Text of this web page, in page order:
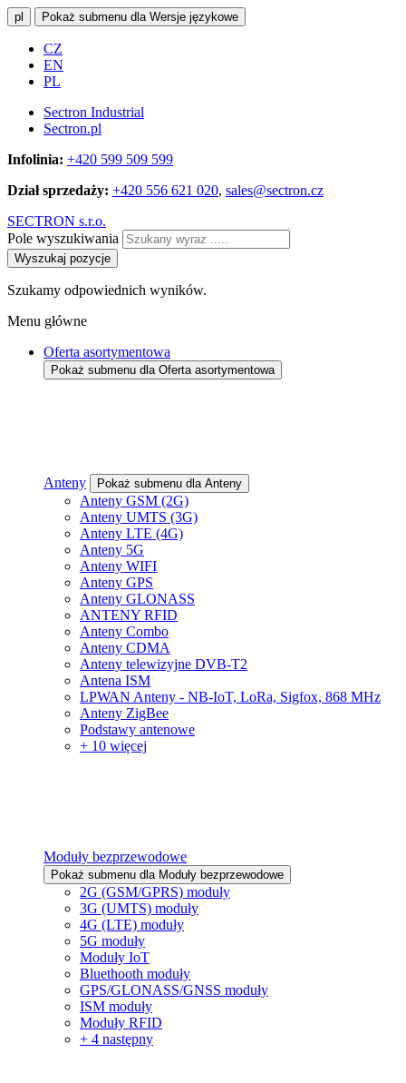
pl Pokaż submenu dla Wersje językowe
CZ
EN
PL
Sectron Industrial
Sectron.pl
Infolinia: +420 599 509 599
Dział sprzedaży: +420 556 621 020, sales@sectron.cz
SECTRON s.r.o.
Pole wyszukiwania
Wyszukaj pozycje
Szukamy odpowiednich wyników.
Menu główne
Oferta asortymentowa
Pokaż submenu dla Oferta asortymentowa
Anteny Pokaż submenu dla Anteny
Anteny GSM (2G)
Anteny UMTS (3G)
Anteny LTE (4G)
Anteny 5G
Anteny WIFI
Anteny GPS
Anteny GLONASS
ANTENY RFID
Anteny Combo
Anteny CDMA
Anteny telewizyjne DVB-T2
Antena ISM
LPWAN Anteny - NB-IoT, LoRa, Sigfox, 868 MHz
Anteny ZigBee
Podstawy antenowe
+ 10 więcej
Moduły bezprzewodowe
Pokaż submenu dla Moduły bezprzewodowe
2G (GSM/GPRS) moduły
3G (UMTS) moduły
4G (LTE) moduły
5G moduły
Moduły IoT
Bluethooth moduły
GPS/GLONASS/GNSS moduły
ISM moduły
Moduły RFID
+ 4 następny